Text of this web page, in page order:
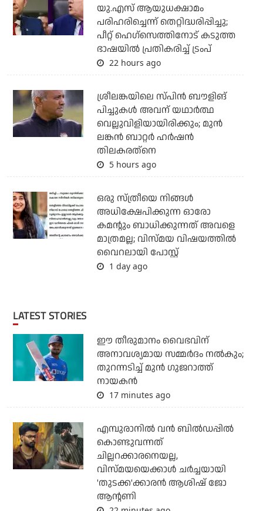
യു.എസ് ആയുധക്ഷാമം
പരിഹരിച്ചെന്ന് തെറ്റിദ്ധരിപ്പിച്ചു;
പീറ്റ് ഹെഗ്‌സെത്തിനോട് കടുത്ത
ഭാഷയില്‍ പ്രതികരിച്ച് ട്രംപ്
22 hours ago
ശ്രീലങ്കയിലെ സ്പിന്‍ ബൗളിങ്
പിച്ചുകള്‍ അവന് യഥാര്‍ത്ഥ
വെല്ലുവിളിയായിരിക്കും; മുന്‍
ലങ്കന്‍ ബാറ്റര്‍ ഹര്‍ഷന്‍
തിലകരത്‌നെ
5 hours ago
ഒരു സ്ത്രീയെ നിങ്ങള്‍
അധിക്ഷേപിക്കുന്ന ഓരോ
കമന്റും ബാധിക്കുന്നത് അവളെ
മാത്രമല്ല; വിസ്മയ വിഷയത്തില്‍
വൈറലായി പോസ്റ്റ്
1 day ago
LATEST STORIES
ഈ തീരുമാനം വൈഭവിന്
അനാവശ്യമായ സമ്മര്‍ദം നല്‍കും;
തുറന്നടിച്ച് മുന്‍ ഗുജറാത്ത്
നായകന്‍
17 minutes ago
എമ്പുരാനില്‍ വന്‍ ബില്‍ഡപ്പില്‍
കൊണ്ടുവന്നത്
ചില്ലറക്കാരനെയല്ല,
വിസ്മയയെക്കാള്‍ ചര്‍ച്ചയായി
'തുടക്ക'ക്കാരന്‍ ആശിഷ് ജോ
ആന്റണി